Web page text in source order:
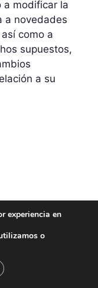
a modificar la
a novedades
como a
supuestos,
a su
experiencia en
o